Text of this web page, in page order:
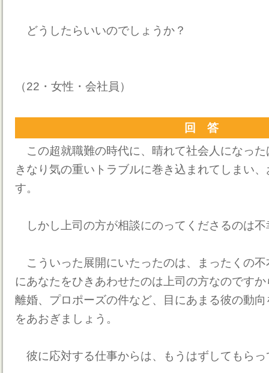
どうしたらいいのでしょうか？
（22・女性・会社員）
回 答
この超就職難の時代に、晴れて社会人になっ
きなり気の重いトラブルに巻き込まれてしまい
す。
しかし上司の方が相談にのってくださるのは不
こういった展開にいたったのは、まったくの
にあなたをひきあわせたのは上司の方なのです
離婚、プロポーズの件など、目にあまる彼の動
をあおぎましょう。
彼に応対する仕事からは、もうはずしてもらっ